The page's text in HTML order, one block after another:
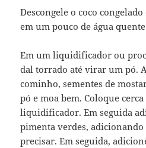
Descongele o coco
em um pouco de água
Em um liquidificador ou
dal torrado até virar um pó.
cominho, sementes de
pó e moa bem. Coloque
liquidificador. Em seguida
pimenta verdes, adicionando
precisar. Em seguida,